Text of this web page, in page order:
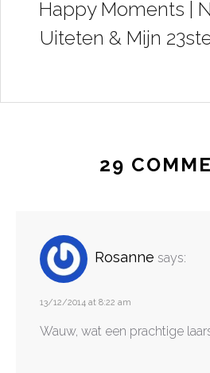
Happy Moments |
Uiteten & Mijn
29
Rosanne says:
13/12/2014 at 8:22 am
Wauw, wat een prachtige